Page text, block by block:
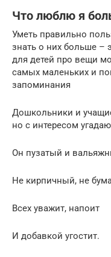
Что люблю я
Уметь правильно
знать о них больше –
для детей про вещи
самых маленьких и
запоминания
Дошкольники и
но с интересом
Он пузатый и
Не кирпичный, не
Всех уважит, напоит
И добавкой угостит.